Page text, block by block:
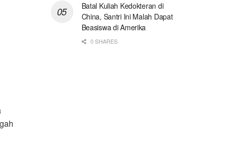
Batal Kuliah Kedokteran di
China, Santri Ini Malah Dapat
Beasiswa di Amerika
0 SHARES